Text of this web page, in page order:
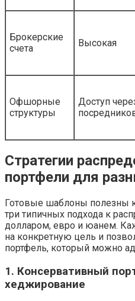
Брокерские
счета
Высокая
Офшорные
структуры
Доступ
Стратегии
портфели для
Готовые шаблоны полезны
три типичных подхода к
долларом, евро и юанем.
на конкретную цель и
портфель, который можно
1. Консервативный
хеджирование